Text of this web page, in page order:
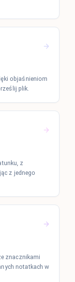
objaśnieniom
plik.
z
z jednego
znacznikami
notatkach w